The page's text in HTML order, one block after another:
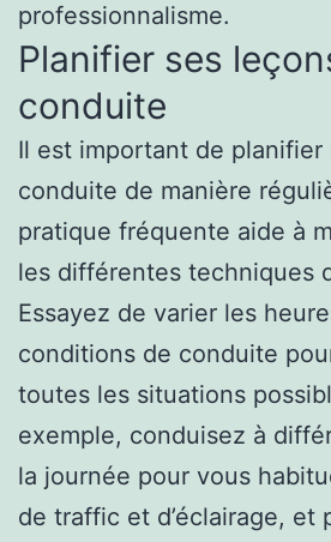
professionnalisme.
Planifier ses
conduite
Il est important de planifier
conduite de manière
pratique fréquente aide à
les différentes techniques
Essayez de varier les
conditions de conduite
toutes les situations
exemple, conduisez à
la journée pour vous
de traffic et d’éclairage, et